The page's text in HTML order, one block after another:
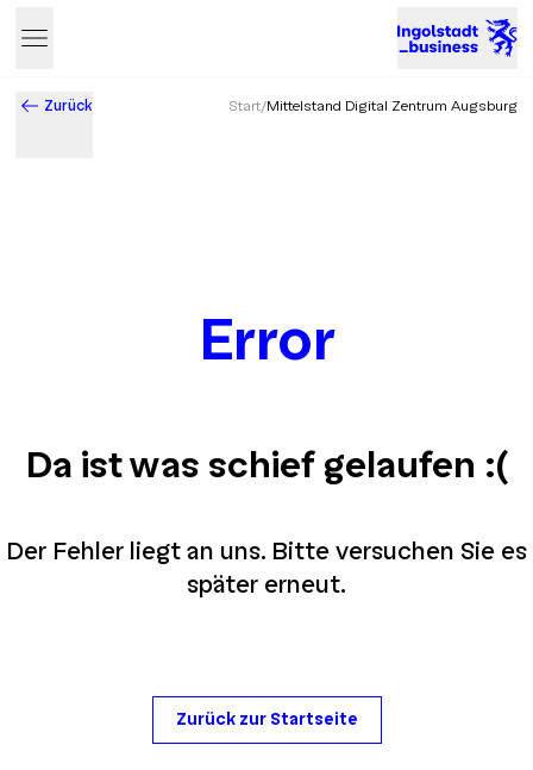
Zurück Start/Mittelstand Digital Zentrum Augsburg
Error
Da ist was schief gelaufen :(
Der Fehler liegt an uns. Bitte versuchen Sie es
später erneut.
Zurück zur Startseite